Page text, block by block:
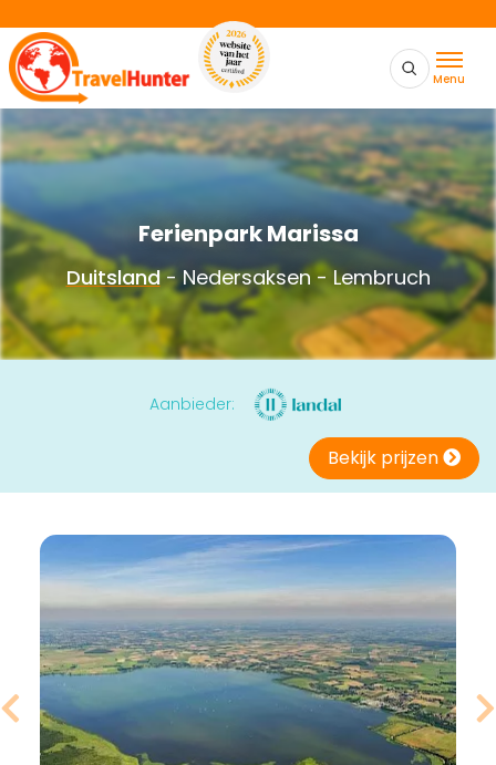
Menu
Ferienpark Marissa
Duitsland- Nedersaksen - Lembruch
Aanbieder:
Bekijk prijzen